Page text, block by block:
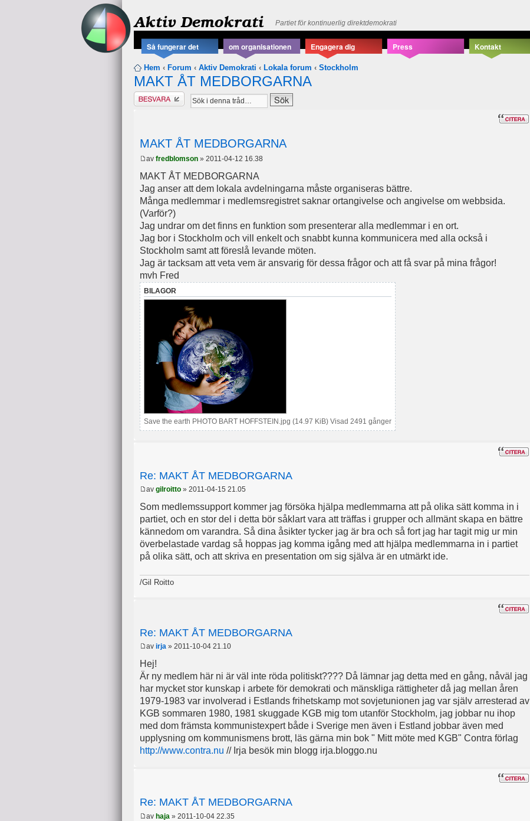
Aktiv Demokrati Partiet för kontinuerlig direktdemokrati
Så fungerar det om organisationen Engagera dig Press Kontakt
Hem ‹ Forum ‹ Aktiv Demokrati ‹ Lokala forum ‹ Stockholm
MAKT ÅT MEDBORGARNA
Besvara
MAKT ÅT MEDBORGARNA
av fredblomson » 2011-04-12 16.38
MAKT ÅT MEDBORGARNA
Jag anser att dem lokala avdelningarna måste organiseras bättre.
Många medlemmar i medlemsregistret saknar ortangivelse och angivelse om webbsida.
(Varför?)
Jag undrar om det finns en funktion som presenterar alla medlemmar i en ort.
Jag bor i Stockholm och vill enkelt och snabbt kunna kommunicera med alla också i
Stockholm samt att föreslå levande möten.
Jag är tacksam att veta vem är ansvarig för dessa frågor och att få svar på mina frågor!
mvh Fred
BILAGOR
Save the earth PHOTO BART HOFFSTEIN.jpg (14.97 KiB) Visad 2491 gånger
Re: MAKT ÅT MEDBORGARNA
av gilroitto » 2011-04-15 21.05
Som medlemssupport kommer jag försöka hjälpa medlemmarna att på olika sätt komma in i
partiet, och en stor del i detta bör såklart vara att träffas i grupper och allmänt skapa en bättre
kännedom om varandra. Så dina åsikter tycker jag är bra och så fort jag har tagit mig ur min
överbelastade vardag så hoppas jag komma igång med att hjälpa medlemmarna in i partiet
på olika sätt, och att skriva en presentation om sig själva är en utmärkt ide.
/Gil Roitto
Re: MAKT ÅT MEDBORGARNA
av irja » 2011-10-04 21.10
Hej!
Är ny medlem här ni är väl inte röda politiskt???? Då lämnar jag detta med en gång, nåväl jag
har mycket stor kunskap i arbete för demokrati och mänskliga rättigheter då jag mellan åren
1979-1983 var involverad i Estlands frihetskamp mot sovjetunionen jag var själv arresterad av
KGB sommaren 1980, 1981 skuggade KGB mig tom utanför Stockholm, jag jobbar nu ihop
med dom främsta kommunistexpert både i Sverige men även i Estland jobbar även med
upplysning om kommunismens brott, läs gärna min bok " Mitt möte med KGB" Contra förlag
http://www.contra.nu // Irja besök min blogg irja.bloggo.nu
Re: MAKT ÅT MEDBORGARNA
av haja » 2011-10-04 22.35